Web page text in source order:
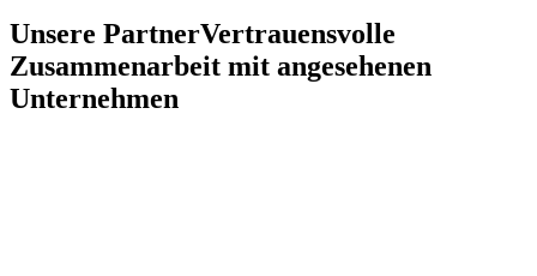
Unsere PartnerVertrauensvolle
Zusammenarbeit mit angesehenen
Unternehmen